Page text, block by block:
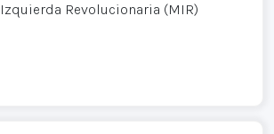
Revolucionaria (MIR)